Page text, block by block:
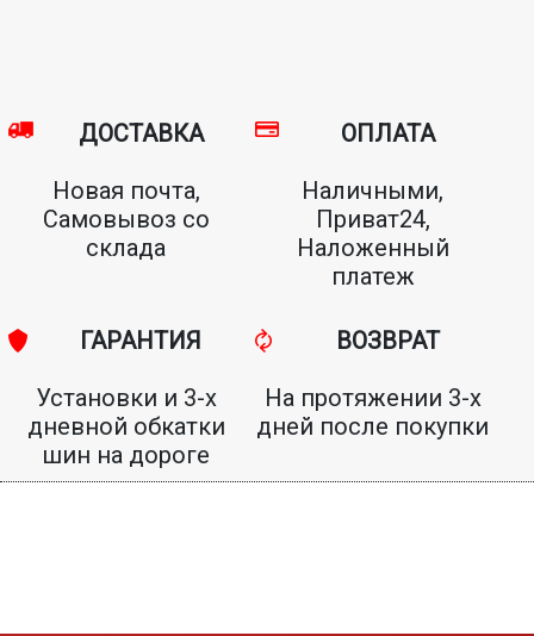
ДОСТАВКА
Новая почта,
Самовывоз со
склада
ОПЛАТА
Наличными,
Приват24,
Наложенный
платеж
ГАРАНТИЯ
Установки и 3-х
дневной обкатки
шин на дороге
ВОЗВРАТ
На протяжении 3-х
дней после покупки